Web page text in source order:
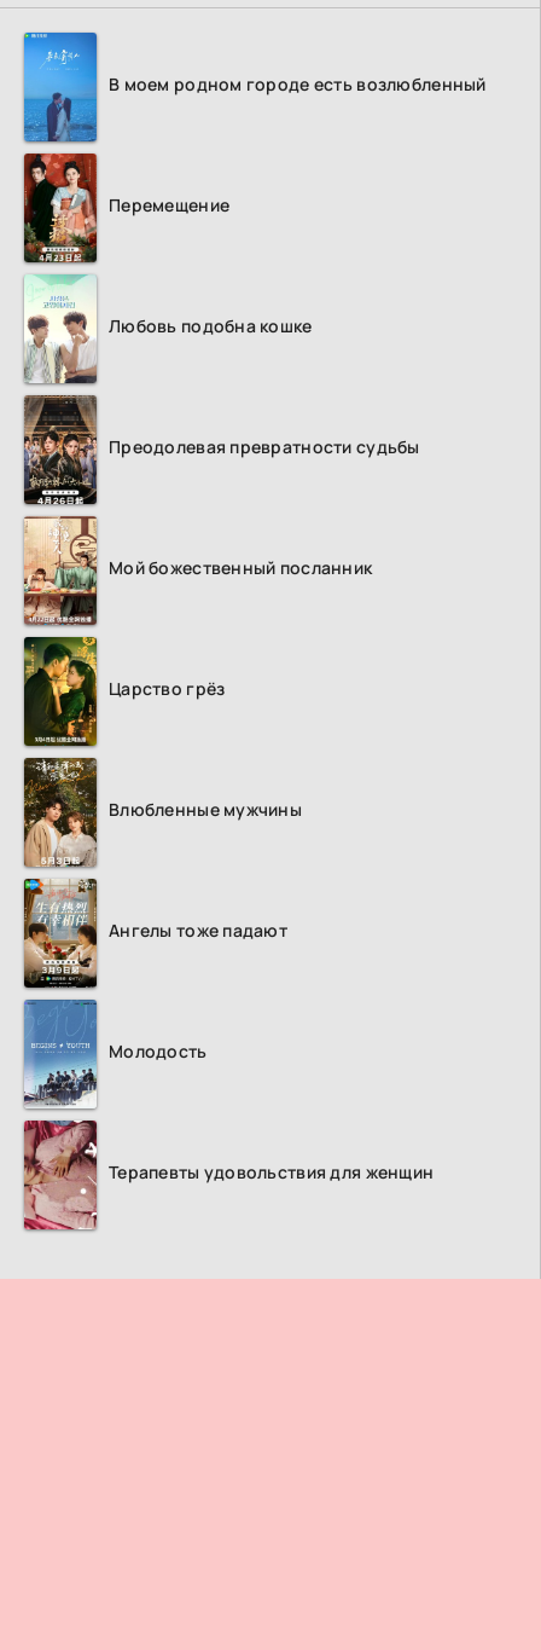
В моем родном городе есть возлюбленный
Перемещение
Любовь подобна кошке
Преодолевая превратности судьбы
Мой божественный посланник
Царство грёз
Влюбленные мужчины
Ангелы тоже падают
Молодость
Терапевты удовольствия для женщин